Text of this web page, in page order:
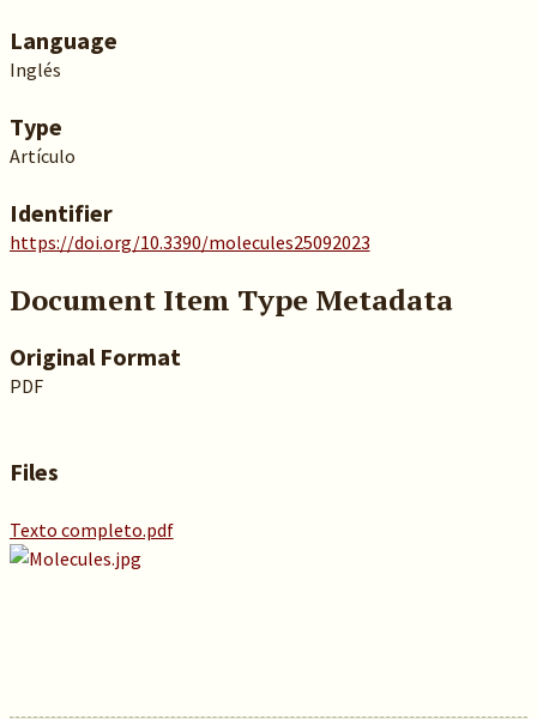
Language
Inglés
Type
Artículo
Identifier
https://doi.org/10.3390/molecules25092023
Document Item Type Metadata
Original Format
PDF
Files
Texto completo.pdf